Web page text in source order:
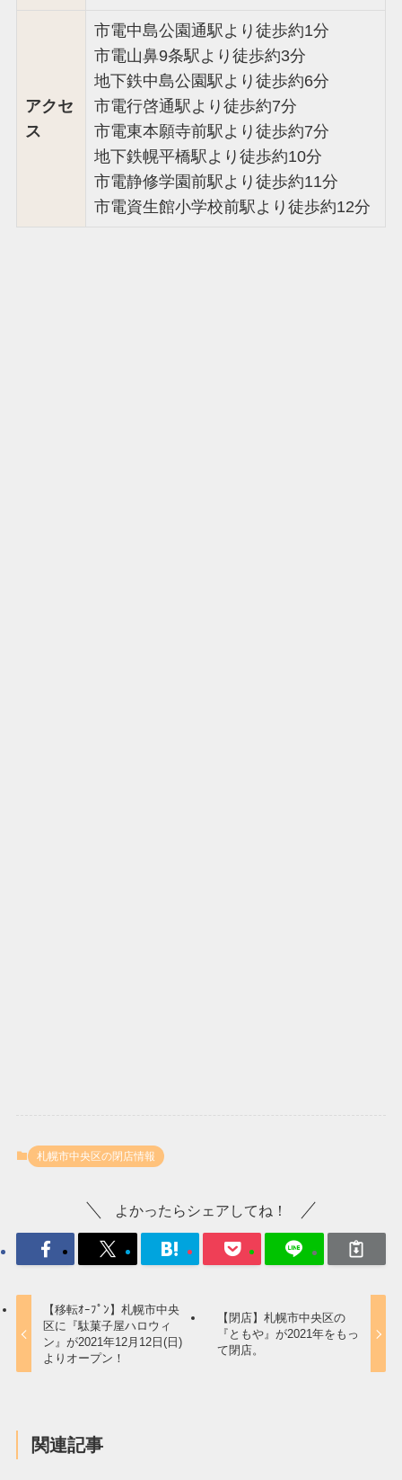
アクセ
ス
市電中島公園通駅より徒歩約1分
市電山鼻9条駅より徒歩約3分
地下鉄中島公園駅より徒歩約6分
市電行啓通駅より徒歩約7分
市電東本願寺前駅より徒歩約7分
地下鉄幌平橋駅より徒歩約10分
市電静修学園前駅より徒歩約11分
市電資生館小学校前駅より徒歩約12分
札幌市中央区の閉店情報
よかったらシェアしてね！
【移転ｵｰﾌﾟﾝ】札幌市中央
区に『駄菓子屋ハロウィ
ン』が2021年12月12日(日)
よりオープン！
【閉店】札幌市中央区の
『ともや』が2021年をもっ
て閉店。
関連記事